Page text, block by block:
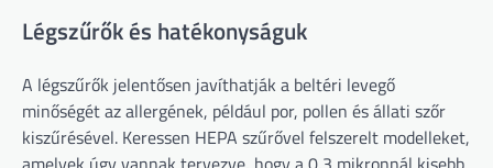
Légszűrők és hatékonyságuk
A légszűrők jelentősen javíthatják a beltéri levegő
minőségét az allergének, például por, pollen és állati szőr
kiszűrésével. Keressen HEPA szűrővel felszerelt modelleket,